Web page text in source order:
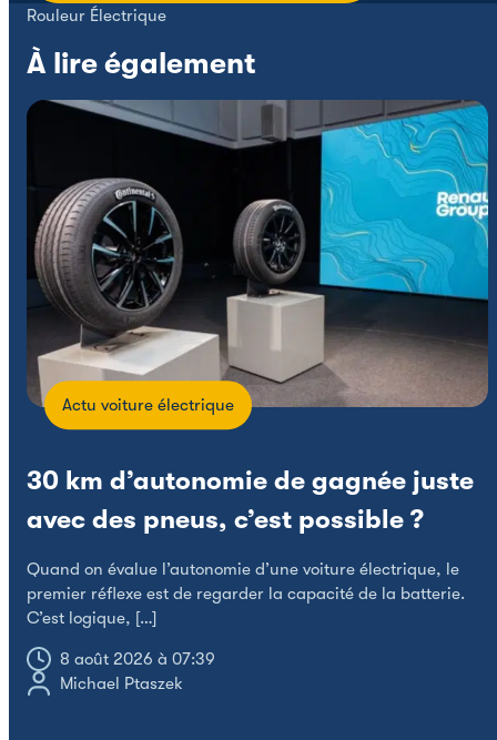
Rouleur Électrique
À lire également
Actu voiture électrique
30 km d’autonomie de gagnée juste
avec des pneus, c’est possible ?
Quand on évalue l’autonomie d’une voiture électrique, le
premier réflexe est de regarder la capacité de la batterie.
C’est logique, […]
8 août 2026 à 07:39
Michael Ptaszek